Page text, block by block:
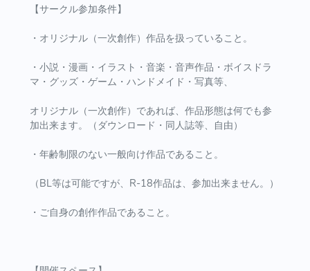
【サークル参加条件】
・オリジナル（一次創作）作品を扱っていること。
・小説・漫画・イラスト・音楽・音声作品・ボイスドラ
マ・グッズ・ゲーム・ハンドメイド・写真等、
オリジナル（一次創作）であれば、作品形態は何でも参
加出来ます。（ダウンロード・同人誌等、自由）
・年齢制限のない一般向け作品であること。
（BL等は可能ですが、R-18作品は、参加出来ません。）
・ご自身の創作作品であること。